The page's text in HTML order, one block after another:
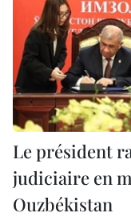
Le président
judiciaire en
Ouzbékistan